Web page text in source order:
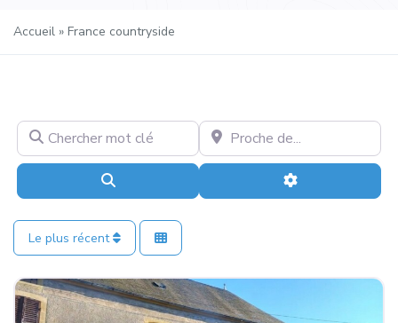
Accueil » France countryside
Chercher mot clé Proche de…
Recherche Advanced
Le plus récent